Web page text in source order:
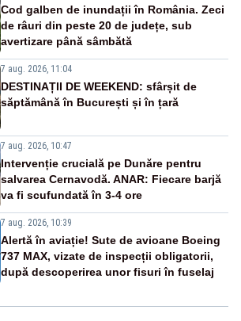
Cod galben de inundații în România. Zeci
de râuri din peste 20 de județe, sub
avertizare până sâmbătă
7 aug. 2026, 11:04
DESTINAȚII DE WEEKEND: sfârșit de
săptămână în București și în țară
7 aug. 2026, 10:47
Intervenție crucială pe Dunăre pentru
salvarea Cernavodă. ANAR: Fiecare barjă
va fi scufundată în 3-4 ore
7 aug. 2026, 10:39
Alertă în aviație! Sute de avioane Boeing
737 MAX, vizate de inspecții obligatorii,
după descoperirea unor fisuri în fuselaj